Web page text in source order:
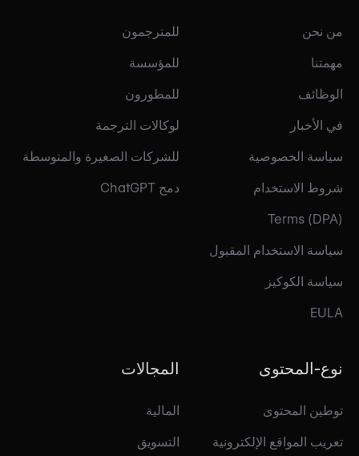
من نحن
مهمتنا
الوظائف
في الأخبار
سياسة الخصوصية
شروط الاستخدام
Terms (DPA)
سياسة الاستخدام المقبول
سياسة الكوكيز
EULA
للمترجمون
للمؤسسة
للمطورون
لوكالات الترجمة
للشركات الصغيرة والمتوسطة
دمج ChatGPT
نوع-المحتوى
توطين المحتوى
تعريب المواقع الإلكترونية
المجالات
المالية
التسويق